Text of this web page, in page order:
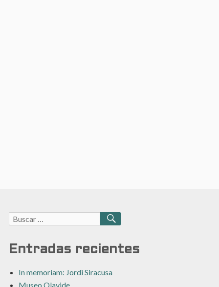
Buscar:
BUSCAR
Entradas recientes
In memoriam: Jordi Siracusa
Museo Olavide